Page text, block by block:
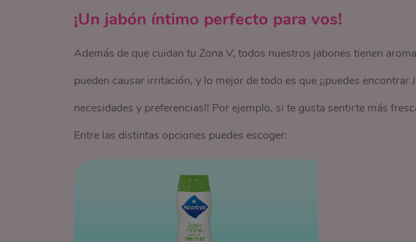
¡Un jabón íntimo perfecto para vos!
Además de que cuidan tu Zona V, todos nuestros jabones tienen
pueden causar irritación, y lo mejor de todo es que ¡¡puedes
necesidades y preferencias!! Por ejemplo, si te gusta sentirte más
Entre las distintas opciones puedes escoger: